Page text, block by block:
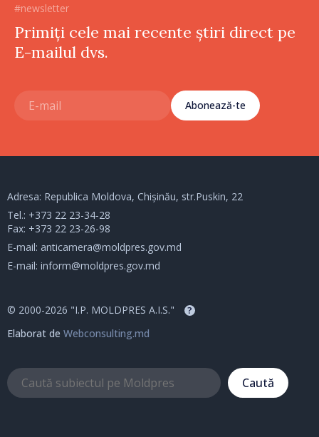
#newsletter
Primiți cele mai recente știri direct pe
E-mailul dvs.
Abonează-te
Adresa: Republica Moldova, Chișinău, str.Puskin, 22
Tel.: +373 22 23-34-28
Fax: +373 22 23-26-98
E-mail: anticamera@moldpres.gov.md
E-mail: inform@moldpres.gov.md
© 2000-2026 "I.P. MOLDPRES A.I.S." ?
Elaborat de Webconsulting.md
Caută